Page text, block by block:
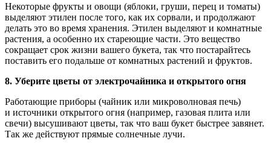
Некоторые фрукты и овощи (яблоки, груши, перец и томаты)
выделяют этилен после того, как их сорвали, и продолжают
делать это во время хранения. Этилен выделяют и комнатные
растения, а особенно их стареющие части. Это вещество
сокращает срок жизни вашего букета, так что постарайтесь
поставить его подальше от комнатных растений и фруктов.
8. Уберите цветы от электрочайника и открытого огня
Работающие приборы (чайник или микроволновая печь)
и источники открытого огня (например, газовая плита или
свечи) высушивают цветы, так что ваш букет быстрее завянет.
Так же действуют прямые солнечные лучи.